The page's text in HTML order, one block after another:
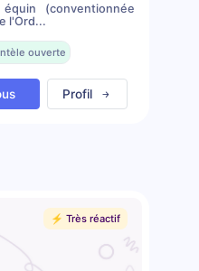
(conventionnée
l'Ord...
ouverte
Profil
⚡️ Très réactif